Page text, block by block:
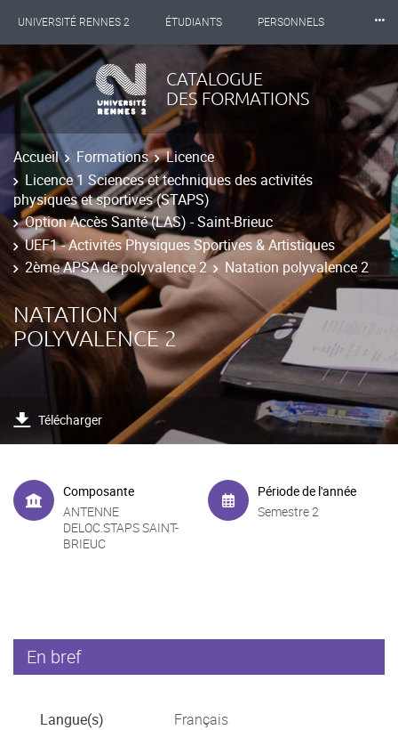
UNIVERSITÉ RENNES 2 ÉTUDIANTS PERSONNELS
INTERNATIONAL PROFESSIONNELS
LES NOUVELLES DE RENNES 2
⸱⸱⸱
CATALOGUE
DES FORMATIONS
Accueil Formations
Licence
Licence 1 Sciences et techniques des activités
physiques et sportives (STAPS)
Option Accès Santé (LAS) - Saint-Brieuc
UEF1 - Activités Physiques Sportives & Artistiques
2ème APSA de polyvalence 2
Natation polyvalence 2
NATATION
POLYVALENCE 2
Télécharger
Composante
ANTENNE
DELOC.STAPS SAINT-
BRIEUC
Période de l'année
Semestre 2
En bref
Langue(s)
Français